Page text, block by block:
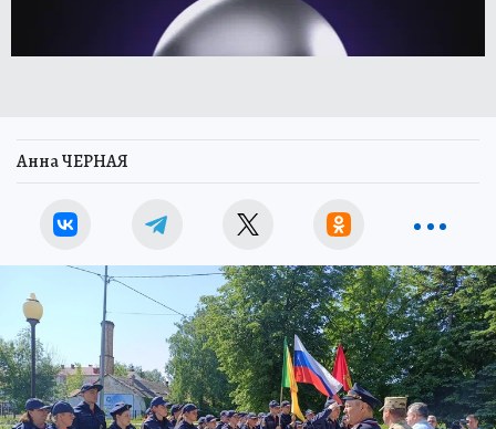
Анна ЧЕРНАЯ